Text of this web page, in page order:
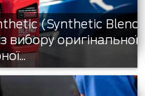
(Synthetic Blend
вибору оригінальної